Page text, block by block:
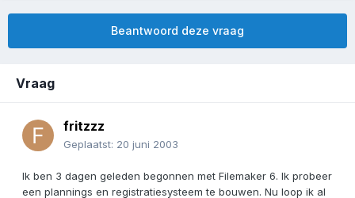
Beantwoord deze vraag
Vraag
fritzzz
Geplaatst: 20 juni 2003
Ik ben 3 dagen geleden begonnen met Filemaker 6. Ik probeer
een plannings en registratiesysteem te bouwen. Nu loop ik al